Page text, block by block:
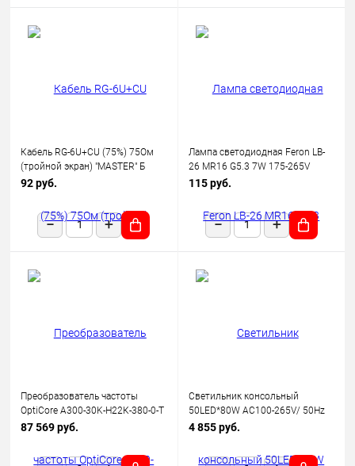
Кабель RG-6U+CU (75%) 75Ом
(тройной экран) "MASTER" Б
(уп.100м) Rexant 01-2241
92 руб.
Лампа светодиодная Feron LB-
26 MR16 G5.3 7W 175-265V
2700K
115 руб.
Преобразователь частоты
OptiCore A300-30K-Н22К-380-0-Т
КЭАЗ 342664
87 569 руб.
Светильник консольный
50LED*80W AC100-265V/ 50Hz
SP2923 цвет серый (IP65),
4 855 руб.